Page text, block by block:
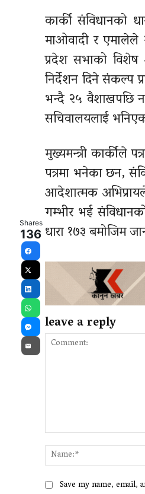
कार्की संविधानको
माओवादी र एमालेले
प्रदेश सभाको विशेष
निर्देशन दिने संकल्प
भन्दै २५ वैशाखपछि
सचिवालयलाई
मुख्यमन्त्री कार्कीले
पत्रमा भनेका छन,
आदेशात्मक
गम्भीर भई
धारा १७३ बमोजिम
leave a reply
Save my name,
Shares
136
Facebook
X
LinkedIn
WhatsApp
Messenger
Email